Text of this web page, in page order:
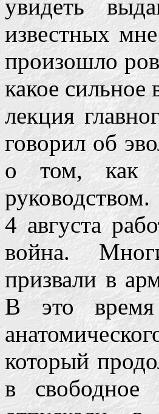
увидеть
известных
произошло
какое сильное
лекция
говорил об
о том, как
руководством.
4 августа
война.
призвали в
В это время
который
в